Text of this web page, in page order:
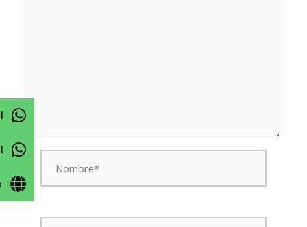
Nombre*
Correo